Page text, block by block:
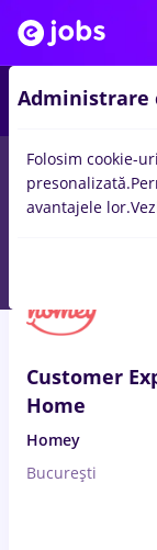
Salarii
Customer
Home
Homey
București
Administrare
Folosim cookie-
presonalizată.
avantajele lor.